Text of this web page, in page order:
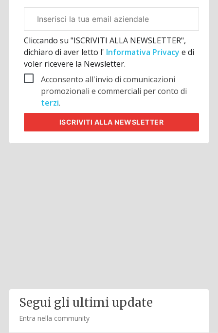
aziendale
Cliccando su "ISCRIVITI ALLA NEWSLETTER",
dichiaro di aver letto l' Informativa Privacye di
voler ricevere la Newsletter.
Acconsento all'invio di comunicazioni
promozionali e commerciali per conto di
terzi.
ISCRIVITI ALLA NEWSLETTER
Segui gli ultimi update
Entra nella community